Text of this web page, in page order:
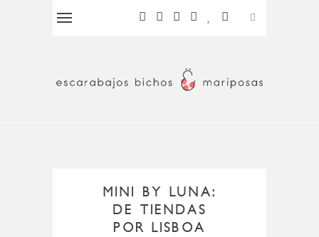
MINI BY LUNA:
DE TIENDAS
POR LISBOA